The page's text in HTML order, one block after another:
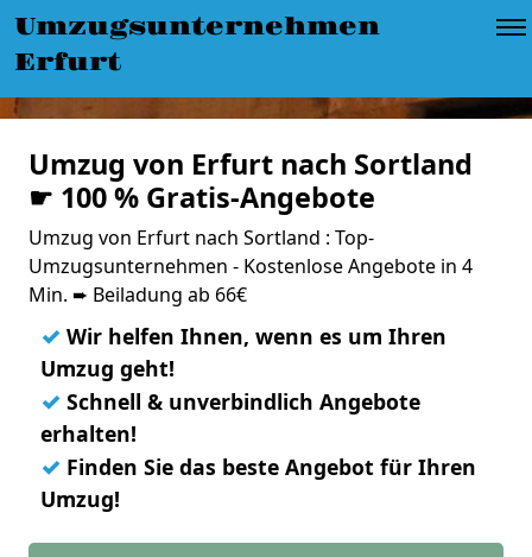
Umzugsunternehmen
Erfurt
Umzug von Erfurt nach Sortland
☛ 100 % Gratis-Angebote
Umzug von Erfurt nach Sortland : Top-
Umzugsunternehmen - Kostenlose Angebote in 4
Min. ➨ Beiladung ab 66€
✓ Wir helfen Ihnen, wenn es um Ihren
Umzug geht!
✓ Schnell & unverbindlich Angebote
erhalten!
✓ Finden Sie das beste Angebot für Ihren
Umzug!